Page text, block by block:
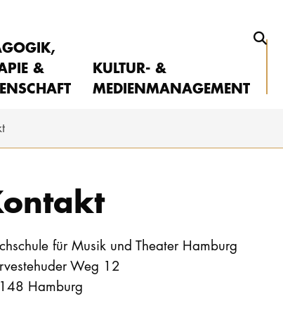
&
KULTUR- &
MEDIENMANAGEMENT
für Musik und Theater Hamburg
Weg 12
Hamburg